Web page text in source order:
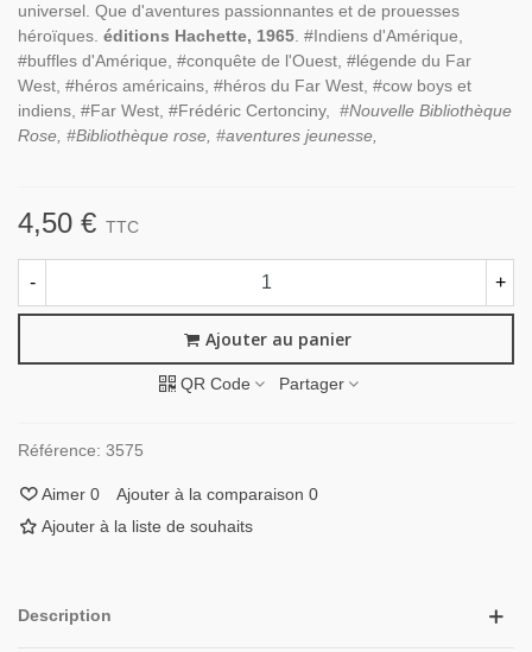
universel. Que d'aventures passionnantes et de prouesses
héroïques. éditions Hachette, 1965 . #Indiens d'Amérique,
#buffles d'Amérique, #conquête de l'Ouest, #légende du Far
West, #héros américains, #héros du Far West, #cow boys et
indiens, #Far West, #Frédéric Certonciny, #Nouvelle Bibliothèque
Rose, #Bibliothèque rose, #aventures jeunesse,
4,50 € TTC
- +
Ajouter au panier
QR Code Partager
Référence: 3575
Aimer 0 Ajouter à la comparaison 0
Ajouter à la liste de souhaits
Description